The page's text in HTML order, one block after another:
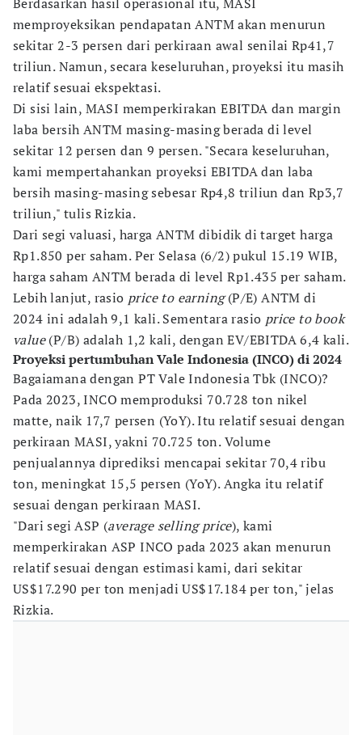
memproyeksikan pendapatan ANTM akan menurun
sekitar 2-3 persen dari perkiraan awal senilai Rp41,7
triliun. Namun, secara keseluruhan, proyeksi itu masih
relatif sesuai ekspektasi.
Di sisi lain, MASI memperkirakan EBITDA dan margin
laba bersih ANTM masing-masing berada di level
sekitar 12 persen dan 9 persen. "Secara keseluruhan,
kami mempertahankan proyeksi EBITDA dan laba
bersih masing-masing sebesar Rp4,8 triliun dan Rp3,7
triliun," tulis Rizkia.
Dari segi valuasi, harga ANTM dibidik di target harga
Rp1.850 per saham. Per Selasa (6/2) pukul 15.19 WIB,
harga saham ANTM berada di level Rp1.435 per saham.
Lebih lanjut, rasio price to earning(P/E) ANTM di
2024 ini adalah 9,1 kali. Sementara rasio price to book
value(P/B) adalah 1,2 kali, dengan EV/EBITDA 6,4 kali.
Proyeksi pertumbuhan Vale Indonesia (INCO) di 2024
Bagaiamana dengan PT Vale Indonesia Tbk (INCO)?
Pada 2023, INCO memproduksi 70.728 ton nikel
matte, naik 17,7 persen (YoY). Itu relatif sesuai dengan
perkiraan MASI, yakni 70.725 ton. Volume
penjualannya diprediksi mencapai sekitar 70,4 ribu
ton, meningkat 15,5 persen (YoY). Angka itu relatif
sesuai dengan perkiraan MASI.
"Dari segi ASP (average selling price), kami
memperkirakan ASP INCO pada 2023 akan menurun
relatif sesuai dengan estimasi kami, dari sekitar
US$17.290 per ton menjadi US$17.184 per ton," jelas
Rizkia.